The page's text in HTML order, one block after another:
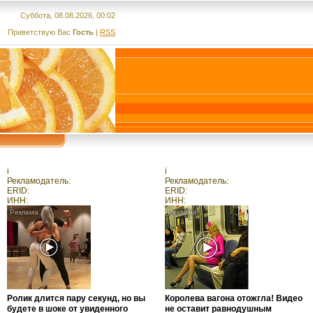
Суббота, 08.08.2026, 00:02
Приветствую Вас Гость | RSS
i
Рекламодатель:
ERID:
ИНН:
Ролик длится пару секунд, но вы
будете в шоке от увиденного
i
Рекламодатель:
ERID:
ИНН:
Королева вагона отожгла! Видео
не оставит равнодушным